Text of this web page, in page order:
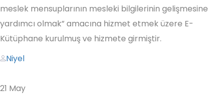
meslek mensuplarının mesleki bilgilerinin gelişmesine
yardımcı olmak” amacına hizmet etmek üzere E-
Kütüphane kurulmuş ve hizmete girmiştir.
Author
Niyel
21 May